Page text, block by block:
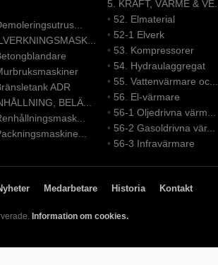
ADR
BELÄ...
5. KRAFT, VÄRME & VE...
• 52. Elmaterial
• 52-1 Elverk
• 53. Kompressorer
• 54. Hydraulaggregat
• 55. Vattenvärmare oc...
• 56. El-värmare
• 56-1 Oljedrivna värm...
• 56-2 Gasoldrivna vär...
• 56-3 Infravärmare
Medarbetare Historia Kontakt
Information om cookies.